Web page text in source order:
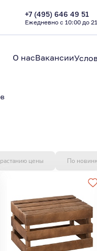
+7 (495) 646 49 51
Ежедневно с 10:00 до
О насВакансии
цены По